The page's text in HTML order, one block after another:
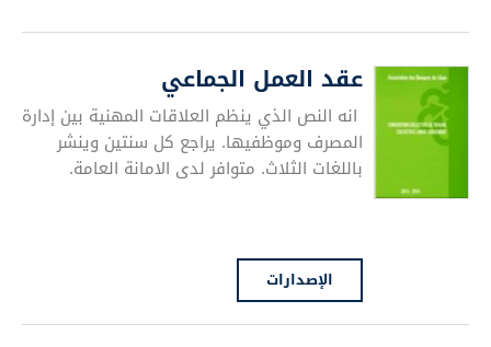
عقد العمل الجماعي
انه النص الذي ينظم العلاقات المهنية بين إدارة
المصرف وموظفيها. يراجع كل سنتين وينشر
باللغات الثلاث. متوافر لدى الامانة العامة.
الإصدارات